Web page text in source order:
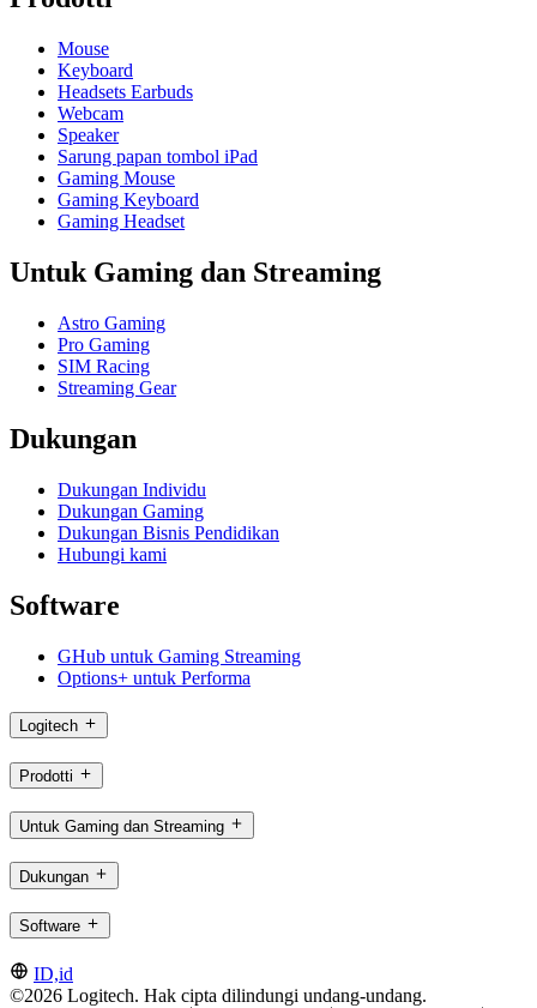
Mouse
Keyboard
Headsets Earbuds
Webcam
Speaker
Sarung papan tombol iPad
Gaming Mouse
Gaming Keyboard
Gaming Headset
Untuk Gaming dan Streaming
Astro Gaming
Pro Gaming
SIM Racing
Streaming Gear
Dukungan
Dukungan Individu
Dukungan Gaming
Dukungan Bisnis Pendidikan
Hubungi kami
Software
GHub untuk Gaming Streaming
Options+ untuk Performa
Logitech
Prodotti
Untuk Gaming dan Streaming
Dukungan
Software
ID,id
©2026 Logitech. Hak cipta dilindungi undang-undang.